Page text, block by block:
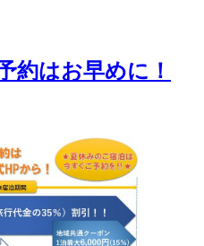
約はお早めに！